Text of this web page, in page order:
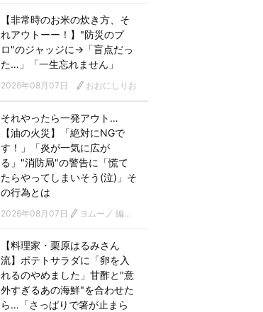
【非常時のお米の炊き方、そ
れアウトーー！】"防災のプ
ロ"のジャッジに→「盲点だっ
た…」「一生忘れません」
2026年08月07日 おおにしりお
それやったら一発アウト…
【油の火災】「絶対にNGで
す！」「炎が一気に広が
る」"消防局"の警告に「慌て
たらやってしまいそう(泣)」そ
の行為とは
2026年08月07日 ヨムーノ 編集部
【料理家・栗原はるみさん
流】ポテトサラダに「卵を入
れるのやめました」甘酢と"意
外すぎるあの海鮮"を合わせた
ら…「さっぱりで箸が止まら